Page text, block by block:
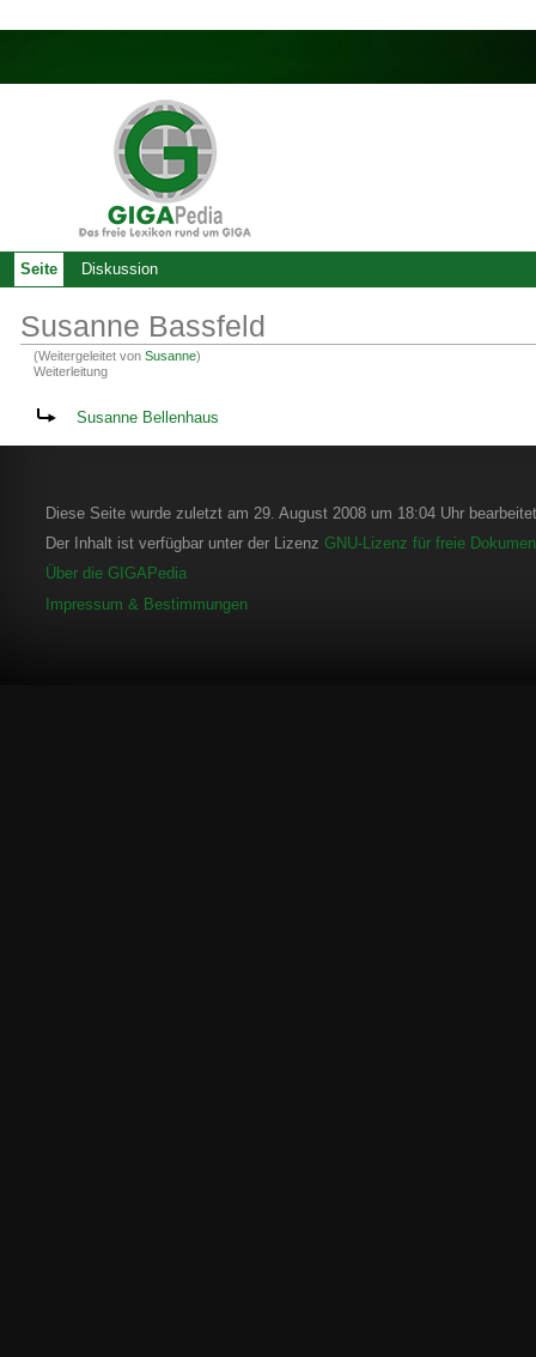
Susanne Bassfeld
(Weitergeleitet vonSusanne)
Weiterleitung
Weiterleitung nach:
Susanne Bellenhaus
Seite Diskussion
Diese Seite wurde zuletzt am 29. August 2008 um 18:04 Uhr
Der Inhalt ist verfügbar unter der Lizenz GNU-Lizenz für freie
Über die GIGAPedia
Impressum & Bestimmungen